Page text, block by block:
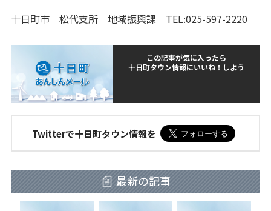
十日町市 松代支所 地域振興課 TEL:025-597-2220
この記事が気に入ったら
十日町タウン情報にいいね！しよう
Twitterで十日町タウン情報を
最新の記事